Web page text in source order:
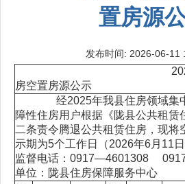
置房源
发布时间: 2026-06-11
2026年第二批
房空置房源公示
经2025年我县住房领域集中
障性住房用户根据《陇县公共租赁
二条责令腾退公共租赁住房，现将
示期为5个工作日（2026年6月11
监督电话：0917—4601308
单位：陇县住房保障服务中心